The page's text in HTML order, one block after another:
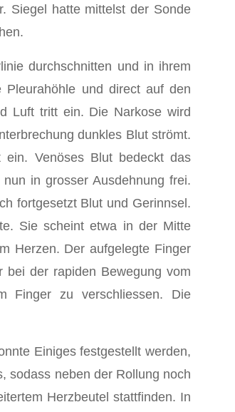
Siegel hatte mittelst der Sonde
durchschnitten und in ihrem
und direct auf den
Luft tritt ein. Die Narkose wird
dunkles Blut strömt.
Venöses Blut bedeckt das
in grosser Ausdehnung frei.
fortgesetzt Blut und Gerinnsel.
Sie scheint etwa in der Mitte
Herzen. Der aufgelegte Finger
bei der rapiden Bewegung vom
Finger zu verschliessen. Die
Einiges festgestellt werden,
sodass neben der Rollung noch
Herzbeutel stattfinden. In